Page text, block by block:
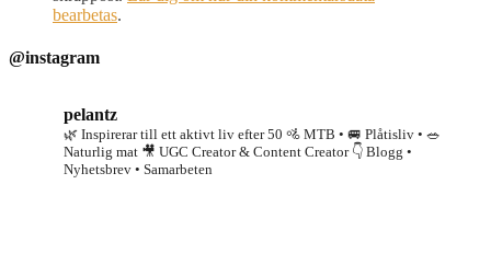
bearbetas.
@instagram
pelantz
🌿 Inspirerar till ett aktivt liv efter 50 🚵 MTB • 🚐 Plåtisliv • 🥗
Naturlig mat 🎥 UGC Creator & Content Creator👇 Blogg •
Nyhetsbrev • Samarbeten